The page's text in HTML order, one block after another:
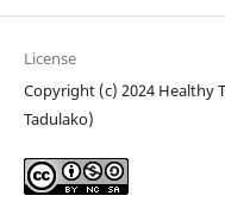
License
Copyright (c) 2024 Healthy
Tadulako)